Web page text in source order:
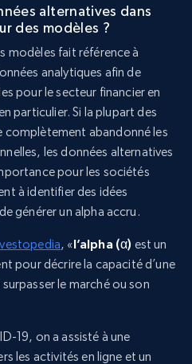
alternatives dans
des modèles ?
modèles fait référence à
analytiques afin de
pour le secteur financier en
particulier. Si la plupart des
complètement abandonné les
les données alternatives
pour les sociétés
à identifier des idées
générer un alpha accru.
, «l’alpha (α) est un
pour décrire la capacité d’une
le marché ou son
19, on a assisté à une
les activités en ligne et un